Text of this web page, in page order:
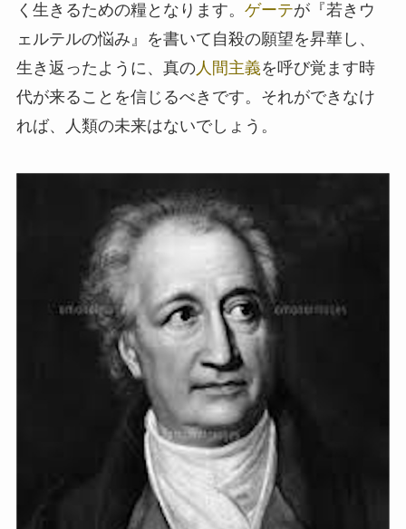
く生きるための糧となります。 ゲーテが『若きウ
ェルテルの悩み』を書いて自殺の願望を昇華し、
生き返ったように、真の人間主義を呼び覚ます時
代が来ることを信じるべきです。それができなけ
れば、人類の未来はないでしょう。